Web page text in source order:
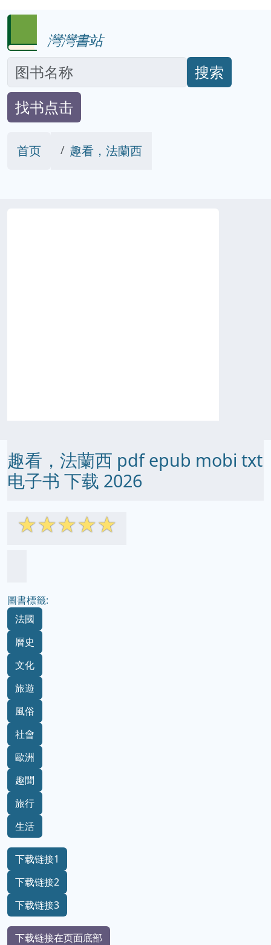
灣灣書站
搜索
找书点击
首页 趣看，法蘭西
趣看，法蘭西 pdf epub mobi txt
电子书 下载 2026
☆☆☆☆☆
圖書標籤:
法國
曆史
文化
旅遊
風俗
社會
歐洲
趣聞
旅行
生活
下载链接1
下载链接2
下载链接3
下载链接在页面底部